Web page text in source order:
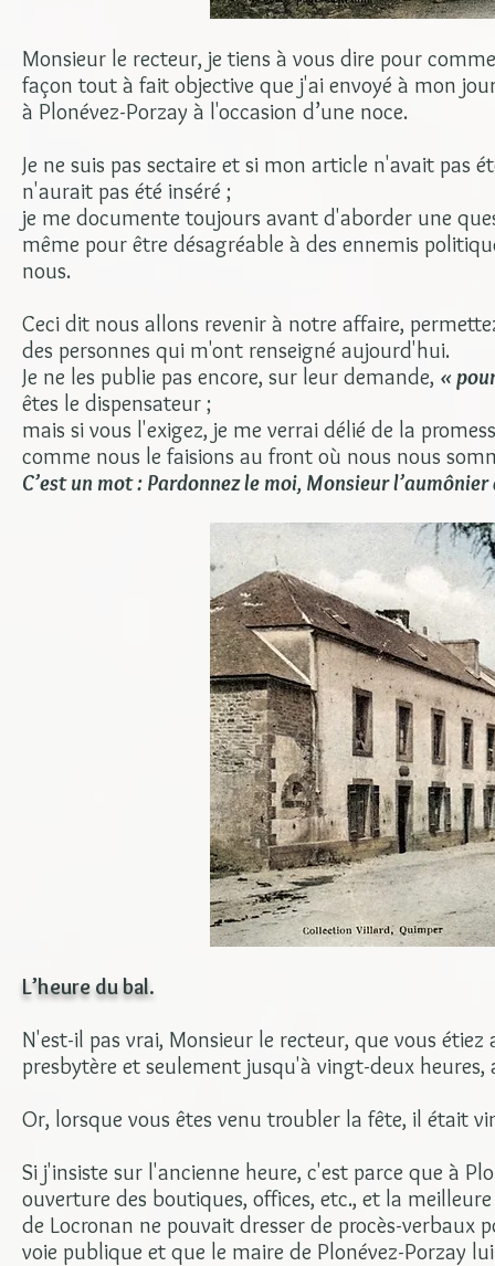
Monsieur le recteur, je tiens à vous dire pour
façon tout à fait objective que j'ai envoyé à mon
à Plonévez-Porzay à l'occasion d’une noce.
Je ne suis pas sectaire et si mon article n'avait pas
n'aurait pas été inséré ;
je me documente toujours avant d'aborder une
même pour être désagréable à des ennemis
nous.
Ceci dit nous allons revenir à notre affaire,
des personnes qui m'ont renseigné aujourd'hui.
Je ne les publie pas encore, sur leur demande, «
êtes le dispensateur ;
mais si vous l'exigez, je me verrai délié de la
comme nous le faisions au front où nous nous
C’est un mot : Pardonnez le moi, Monsieur
L’heure du bal.
N'est-il pas vrai, Monsieur le recteur, que vous
presbytère et seulement jusqu'à vingt-deux heures,
Or, lorsque vous êtes venu troubler la fête, il était
Si j'insiste sur l'ancienne heure, c'est parce que à
ouverture des boutiques, offices, etc., et la
de Locronan ne pouvait dresser de procès-
voie publique et que le maire de Plonévez-Porzay